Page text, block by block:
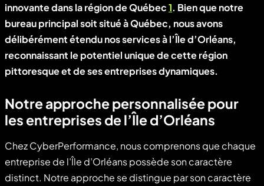
innovante dans la région de Québec1. Bien que notre
bureau principal soit situé à Québec, nous avons
délibérément étendu nos services à l’Île d’Orléans,
reconnaissant le potentiel unique de cette région
pittoresque et de ses entreprises dynamiques.
Notre approche personnalisée pour
les entreprises de l’Île d’Orléans
Chez CyberPerformance, nous comprenons que chaque
entreprise de l’Île d’Orléans possède son caractère
distinct. Notre approche se distingue par son caractère